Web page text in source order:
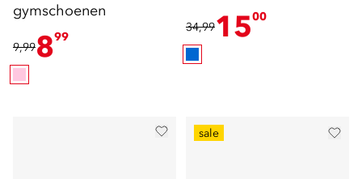
gymschoenen
9,99899
34,991500
sale